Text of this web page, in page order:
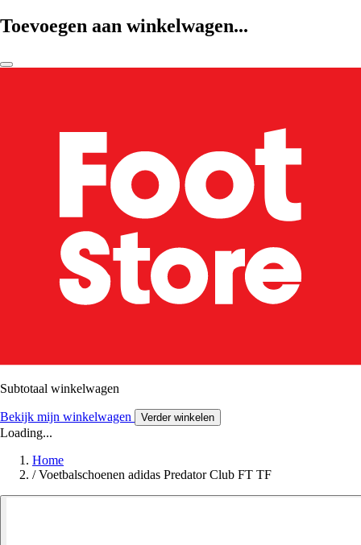
Toevoegen aan winkelwagen...
Subtotaal winkelwagen
Bekijk mijn winkelwagen Verder winkelen
Loading...
Home
/ Voetbalschoenen adidas Predator Club FT TF